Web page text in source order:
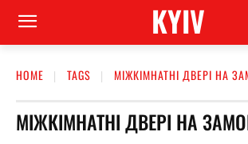
KYIV
HOME TAGS МІЖКІМНАТНІ ДВЕРІ НА
МІЖКІМНАТНІ ДВЕРІ НА